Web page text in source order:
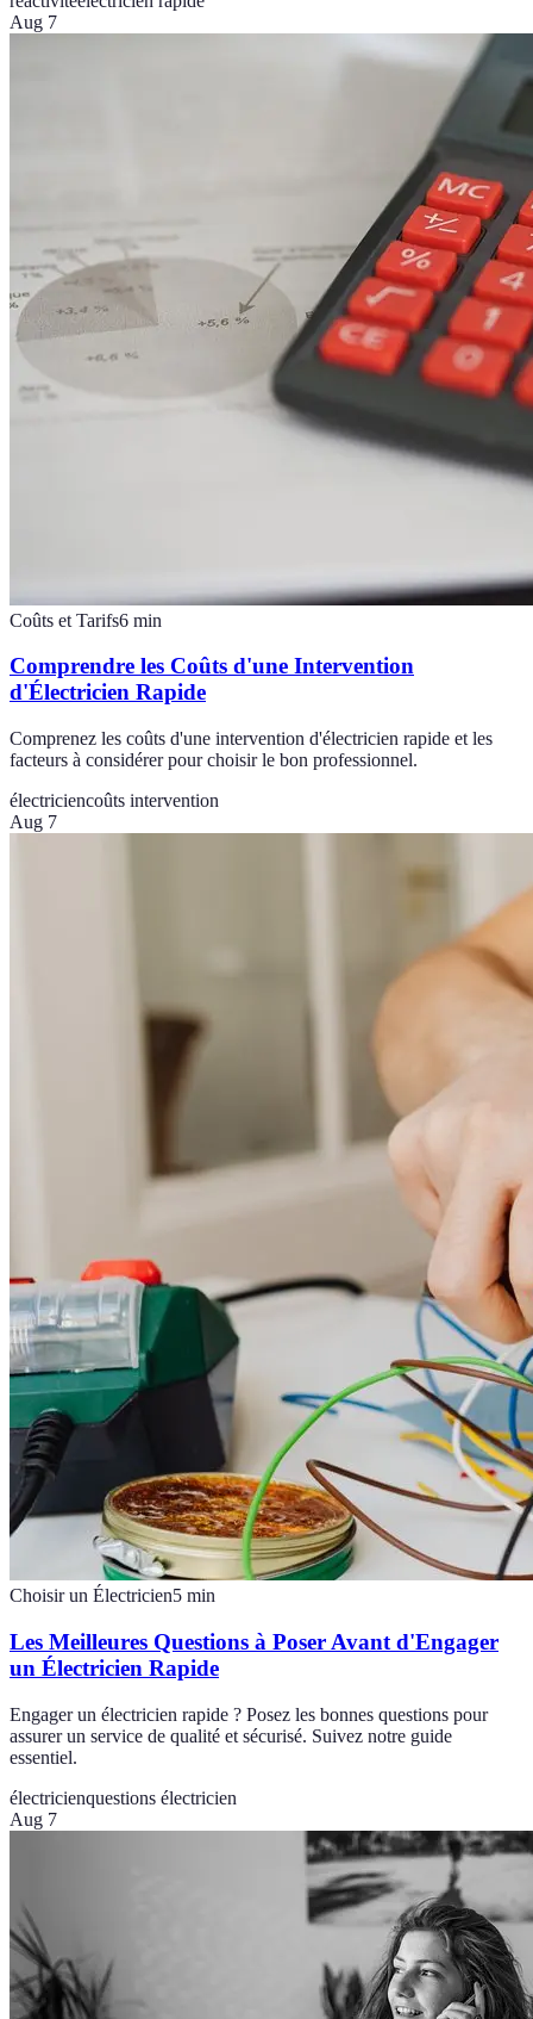
Aug 7
Coûts et Tarifs6 min
Comprendre les Coûts d'une Intervention
d'Électricien Rapide
Comprenez les coûts d'une intervention d'électricien rapide et les
facteurs à considérer pour choisir le bon professionnel.
électriciencoûts intervention
Aug 7
Choisir un Électricien5 min
Les Meilleures Questions à Poser Avant d'Engager
un Électricien Rapide
Engager un électricien rapide ? Posez les bonnes questions pour
assurer un service de qualité et sécurisé. Suivez notre guide
essentiel.
électricienquestions électricien
Aug 7